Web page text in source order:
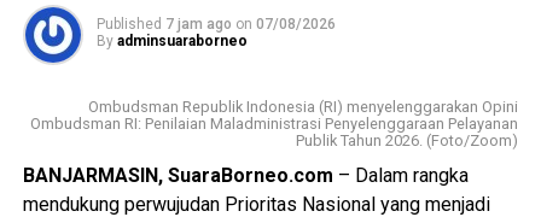
Published 7 jam ago on 07/08/2026
By adminsuaraborneo
Ombudsman Republik Indonesia (RI) menyelenggarakan Opini
Ombudsman RI: Penilaian Maladministrasi Penyelenggaraan Pelayanan
Publik Tahun 2026. (Foto/Zoom)
BANJARMASIN, SuaraBorneo.com – Dalam rangka
mendukung perwujudan Prioritas Nasional yang menjadi